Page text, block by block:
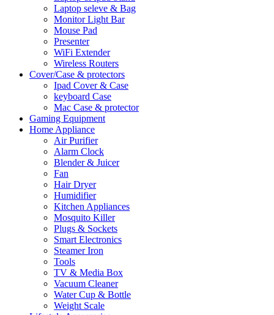
Laptop seleve & Bag
Monitor Light Bar
Mouse Pad
Presenter
WiFi Extender
Wireless Routers
Cover/Case & protectors
Ipad Cover & Case
keyboard Case
Mac Case & protector
Gaming Equipment
Home Appliance
Air Purifier
Alarm Clock
Blender & Juicer
Fan
Hair Dryer
Humidifier
Kitchen Appliances
Mosquito Killer
Plugs & Sockets
Smart Electronics
Steamer Iron
Tools
TV & Media Box
Vacuum Cleaner
Water Cup & Bottle
Weight Scale